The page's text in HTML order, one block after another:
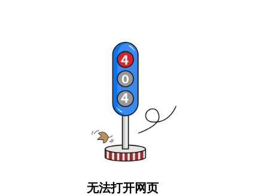
无法打开网页